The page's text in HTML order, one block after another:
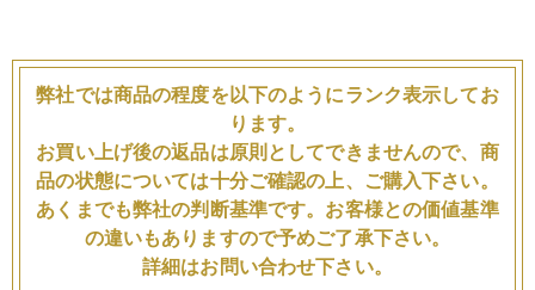
弊社では商品の程度を以下のようにランク表示してお
ります。
お買い上げ後の返品は原則としてできませんので、商
品の状態については十分ご確認の上、ご購入下さい。
あくまでも弊社の判断基準です。お客様との価値基準
の違いもありますので予めご了承下さい。
詳細はお問い合わせ下さい。